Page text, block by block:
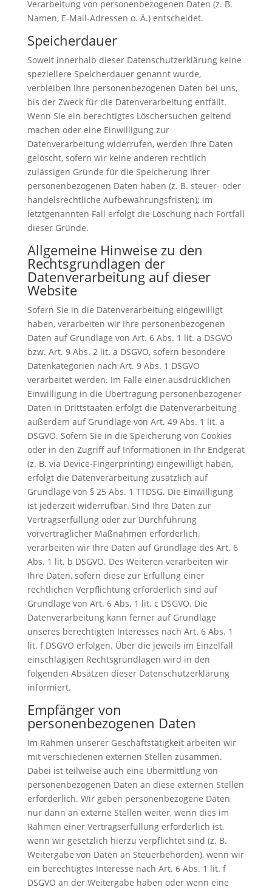
Verarbeitung von personenbezogenen Daten (z. B.
Namen, E-Mail-Adressen o. Ä.) entscheidet.
Speicherdauer
Soweit innerhalb dieser Datenschutzerklärung keine
speziellere Speicherdauer genannt wurde,
verbleiben Ihre personenbezogenen Daten bei uns,
bis der Zweck für die Datenverarbeitung entfällt.
Wenn Sie ein berechtigtes Löschersuchen geltend
machen oder eine Einwilligung zur
Datenverarbeitung widerrufen, werden Ihre Daten
gelöscht, sofern wir keine anderen rechtlich
zulässigen Gründe für die Speicherung Ihrer
personenbezogenen Daten haben (z. B. steuer- oder
handelsrechtliche Aufbewahrungsfristen); im
letztgenannten Fall erfolgt die Löschung nach Fortfall
dieser Gründe.
Allgemeine Hinweise zu den
Rechtsgrundlagen der
Datenverarbeitung auf dieser
Website
Sofern Sie in die Datenverarbeitung eingewilligt
haben, verarbeiten wir Ihre personenbezogenen
Daten auf Grundlage von Art. 6 Abs. 1 lit. a DSGVO
bzw. Art. 9 Abs. 2 lit. a DSGVO, sofern besondere
Datenkategorien nach Art. 9 Abs. 1 DSGVO
verarbeitet werden. Im Falle einer ausdrücklichen
Einwilligung in die Übertragung personenbezogener
Daten in Drittstaaten erfolgt die Datenverarbeitung
außerdem auf Grundlage von Art. 49 Abs. 1 lit. a
DSGVO. Sofern Sie in die Speicherung von Cookies
oder in den Zugriff auf Informationen in Ihr Endgerät
(z. B. via Device-Fingerprinting) eingewilligt haben,
erfolgt die Datenverarbeitung zusätzlich auf
Grundlage von § 25 Abs. 1 TTDSG. Die Einwilligung
ist jederzeit widerrufbar. Sind Ihre Daten zur
Vertragserfüllung oder zur Durchführung
vorvertraglicher Maßnahmen erforderlich,
verarbeiten wir Ihre Daten auf Grundlage des Art. 6
Abs. 1 lit. b DSGVO. Des Weiteren verarbeiten wir
Ihre Daten, sofern diese zur Erfüllung einer
rechtlichen Verpflichtung erforderlich sind auf
Grundlage von Art. 6 Abs. 1 lit. c DSGVO. Die
Datenverarbeitung kann ferner auf Grundlage
unseres berechtigten Interesses nach Art. 6 Abs. 1
lit. f DSGVO erfolgen. Über die jeweils im Einzelfall
einschlägigen Rechtsgrundlagen wird in den
folgenden Absätzen dieser Datenschutzerklärung
informiert.
Empfänger von
personenbezogenen Daten
Im Rahmen unserer Geschäftstätigkeit arbeiten wir
mit verschiedenen externen Stellen zusammen.
Dabei ist teilweise auch eine Übermittlung von
personenbezogenen Daten an diese externen Stellen
erforderlich. Wir geben personenbezogene Daten
nur dann an externe Stellen weiter, wenn dies im
Rahmen einer Vertragserfüllung erforderlich ist,
wenn wir gesetzlich hierzu verpflichtet sind (z. B.
Weitergabe von Daten an Steuerbehörden), wenn wir
ein berechtigtes Interesse nach Art. 6 Abs. 1 lit. f
DSGVO an der Weitergabe haben oder wenn eine